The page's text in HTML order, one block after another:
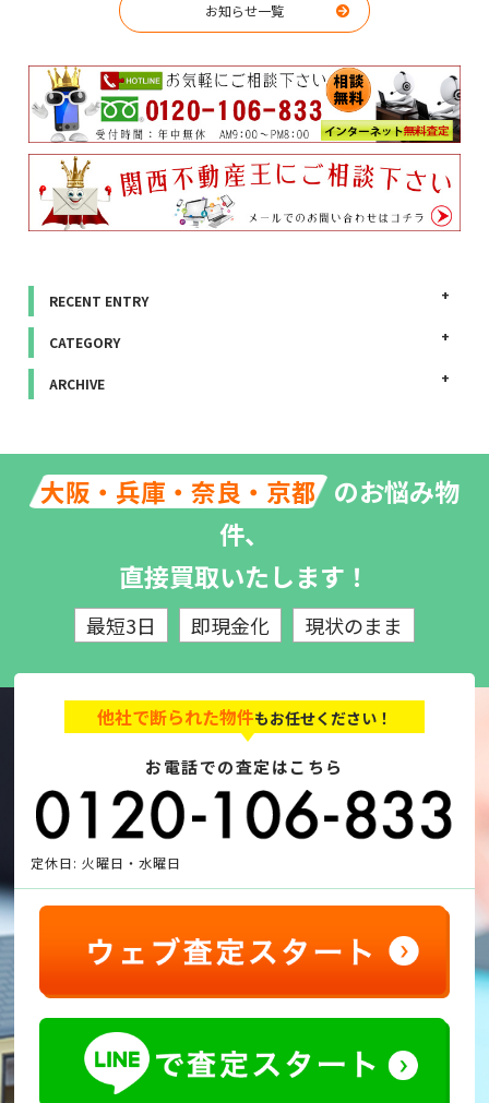
お知らせ一覧
RECENT ENTRY
CATEGORY
ARCHIVE
大阪・兵庫・奈良・京都 のお悩み物
件、
直接買取いたします！
最短3日 即現金化 現状のまま
他社で断られた物件もお任せください！
お電話での査定はこちら
定休日: 火曜日・水曜日